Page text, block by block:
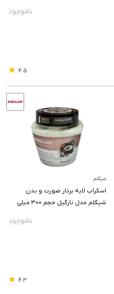
4.5
شیگلم
اسکراب لایه بردار صورت و بدن
شیگلم مدل نارگیل حجم 300 میلی
4.3